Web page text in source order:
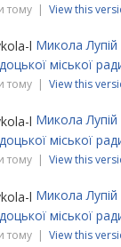
тому | View this
Микола Лупій
міської
тому | View this
Микола Лупій
міської
тому | View this
Микола Лупій
міської
тому | View this